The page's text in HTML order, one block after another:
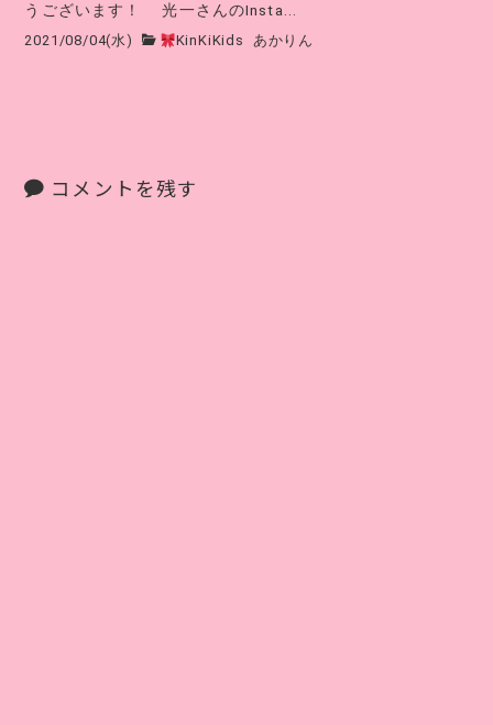
うございます！ 光一さんのInsta...
2021/08/04(水) KinKiKids あかりん
コメントを残す